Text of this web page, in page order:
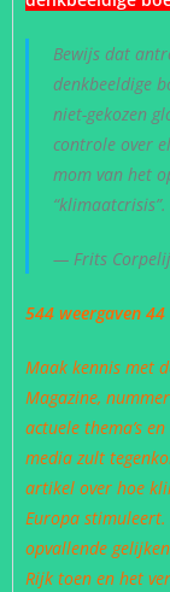
Bewijs dat
denkbeeldige
niet-gekozen
controle over
mom van het
“klimaatcrisis”.
— Frits
544 weergaven
Maak kennis met
Magazine,
actuele thema’s
media zult
artikel over hoe
Europa
opvallende
Rijk toen en het